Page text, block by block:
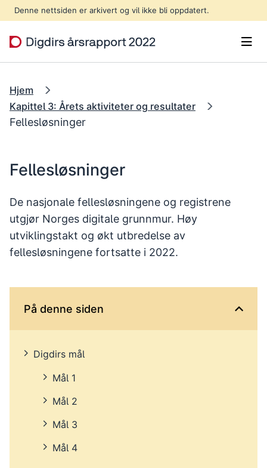
Hopp til hovedinnhold
Denne nettsiden er arkivert og vil ikke bli oppdatert.
Hjem
Kapittel 3: Årets aktiviteter og resultater
Fellesløsninger
Fellesløsninger
De nasjonale fellesløsningene og registrene
utgjør Norges digitale grunnmur. Høy
utviklingstakt og økt utbredelse av
fellesløsningene fortsatte i 2022.
På denne siden
Digdirs mål
Mål 1
Mål 2
Mål 3
Mål 4